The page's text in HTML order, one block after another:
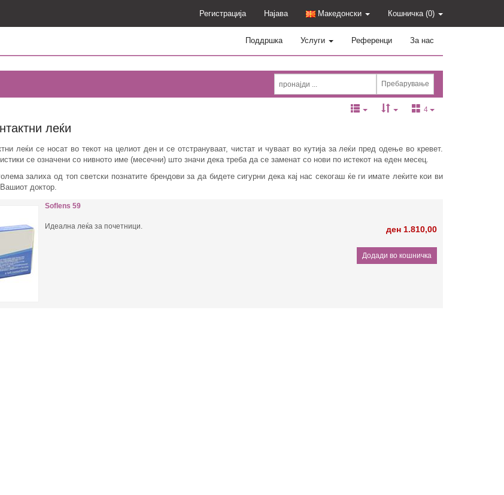
Регистрација Најава Македонски Кошничка (0)
Поддршка Услуги Референци За нас
4
леќи
леќи се носат во текот на целиот ден и се отстрануваат, чистат и чуваат во кутија за леќи пред одење во кревет.
се означени со нивното име (месечни) што значи дека треба да се заменат со нови по истекот на еден месец.
залиха од топ светски познатите брендови за да бидете сигурни дека кај нас секогаш ќе ги имате леќите кои ви
доктор.
Soflens 59
Идеална леќа за почетници. ден 1.810,00